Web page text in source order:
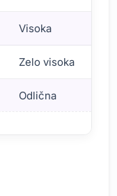
Visoka
Zelo visoka
Odlična